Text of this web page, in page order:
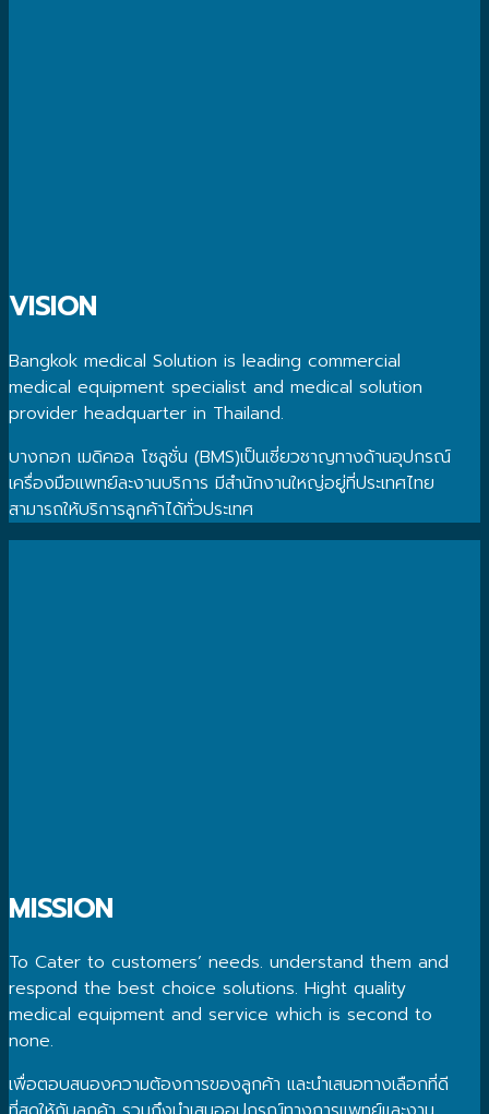
VISION
Bangkok medical Solution is leading commercial
medical equipment specialist and medical solution
provider headquarter in Thailand.
บางกอก เมดิคอล โซลูชั่น (BMS)เป็นเชี่ยวชาญทางด้านอุปกรณ์
เครื่องมือแพทย์ละงานบริการ มีสำนักงานใหญ่อยู่ที่ประเทศไทย
สามารถให้บริการลูกค้าได้ทั่วประเทศ
MISSION
To Cater to customers’ needs. understand them and
respond the best choice solutions. Hight quality
medical equipment and service which is second to
none.
เพื่อตอบสนองความต้องการของลูกค้า และนำเสนอทางเลือกที่ดี